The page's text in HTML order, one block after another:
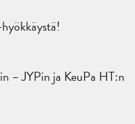
– JYPin ja KeuPa HT:n